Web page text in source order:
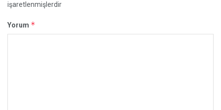
işaretlenmişlerdir
Yorum *